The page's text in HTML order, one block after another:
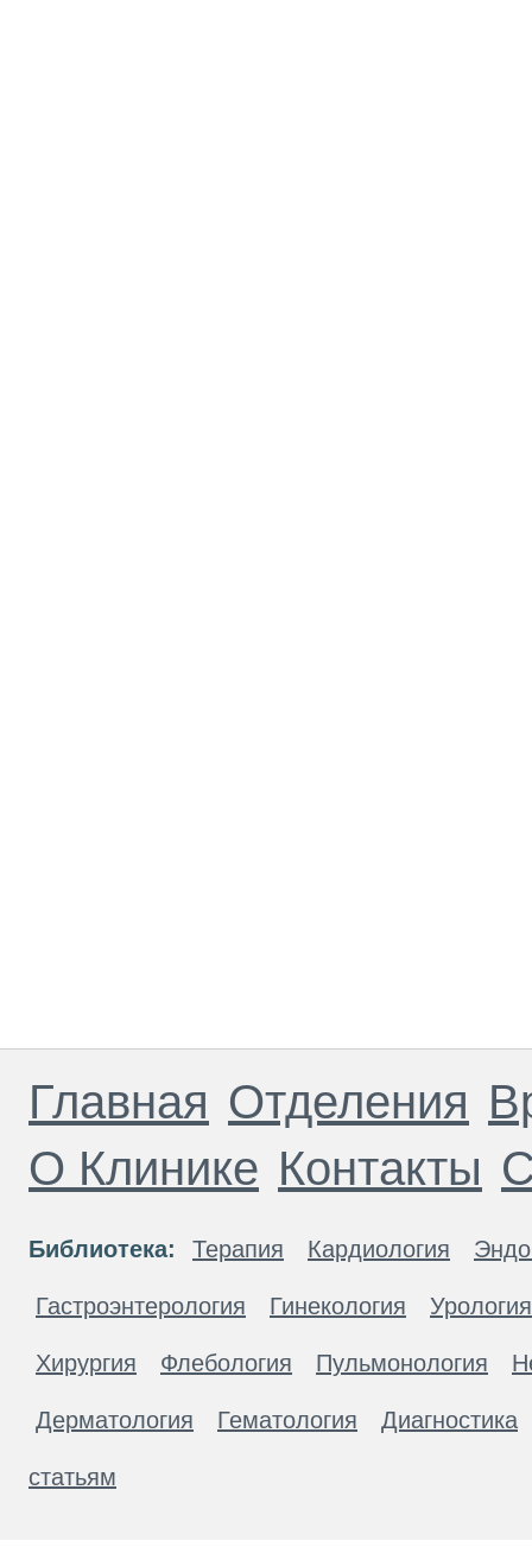
Главная Отделения
О Клинике Контакты
Библиотека: Терапия Кардиология
Гастроэнтерология Гинекология Урология
Хирургия Флебология Пульмонология
Дерматология Гематология Диагностика
статьям